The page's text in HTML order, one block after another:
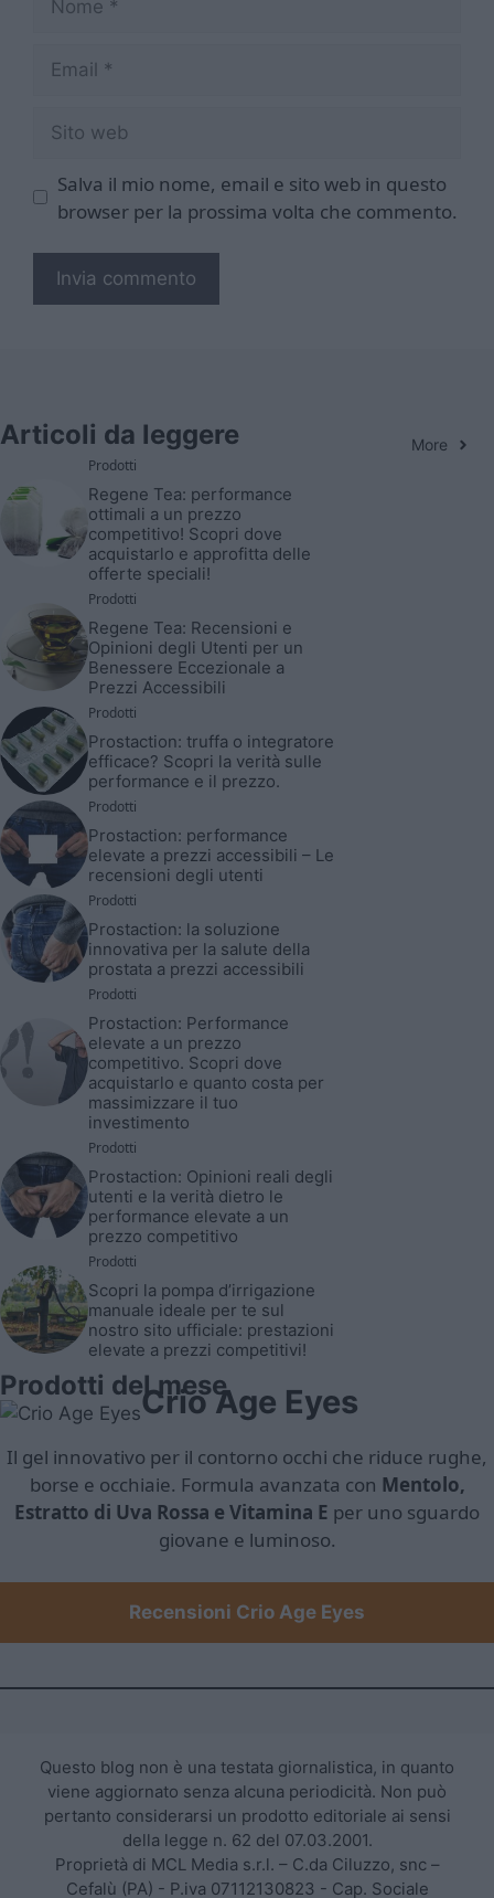
web
Salva il mio nome, email e sito web in questo
browser per la prossima volta che commento.
Articoli da leggere
More
Prodotti
Regene Tea: performance
ottimali a un prezzo
competitivo! Scopri dove
acquistarlo e approfitta delle
offerte speciali!
Prodotti
Regene Tea: Recensioni e
Opinioni degli Utenti per un
Benessere Eccezionale a
Prezzi Accessibili
Prodotti
Prostaction: truffa o integratore
efficace? Scopri la verità sulle
performance e il prezzo.
Prodotti
Prostaction: performance
elevate a prezzi accessibili – Le
recensioni degli utenti
Prodotti
Prostaction: la soluzione
innovativa per la salute della
prostata a prezzi accessibili
Prodotti
Prostaction: Performance
elevate a un prezzo
competitivo. Scopri dove
acquistarlo e quanto costa per
massimizzare il tuo
investimento
Prodotti
Prostaction: Opinioni reali degli
utenti e la verità dietro le
performance elevate a un
prezzo competitivo
Prodotti
Scopri la pompa d’irrigazione
manuale ideale per te sul
nostro sito ufficiale: prestazioni
elevate a prezzi competitivi!
Prodotti del meseCrio Age Eyes
Il gel innovativo per il contorno occhi che riduce rughe,
borse e occhiaie. Formula avanzata con Mentolo,
Estratto di Uva Rossa e Vitamina E per uno sguardo
giovane e luminoso.
Recensioni Crio Age Eyes
Questo blog non è una testata giornalistica, in quanto
viene aggiornato senza alcuna periodicità. Non può
pertanto considerarsi un prodotto editoriale ai sensi
della legge n. 62 del 07.03.2001.
Proprietà di MCL Media s.r.l. – C.da Ciluzzo, snc –
Cefalù (PA) - P.iva 07112130823 - Cap. Sociale